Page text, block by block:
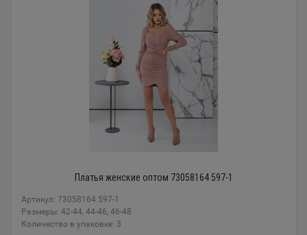
Платья женские оптом 73058164 597-1
Артикул: 73058164 597-1
Размеры: 42-44, 44-46, 46-48
Количество в упаковке: 3